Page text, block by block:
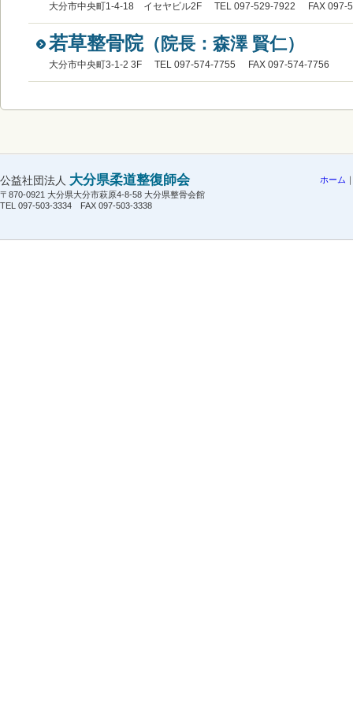
大分市中央町1-4-18 イセヤビル2F TEL 097-529-7922 FAX 097-
若草整骨院（院長：森澤 賢仁）
大分市中央町3-1-2 3F TEL 097-574-7755 FAX 097-574-7756
公益社団法人 大分県柔道整復師会
〒870-0921 大分県大分市萩原4-8-58 大分県整骨会館
TEL 097-503-3334 FAX 097-503-3338
ホーム